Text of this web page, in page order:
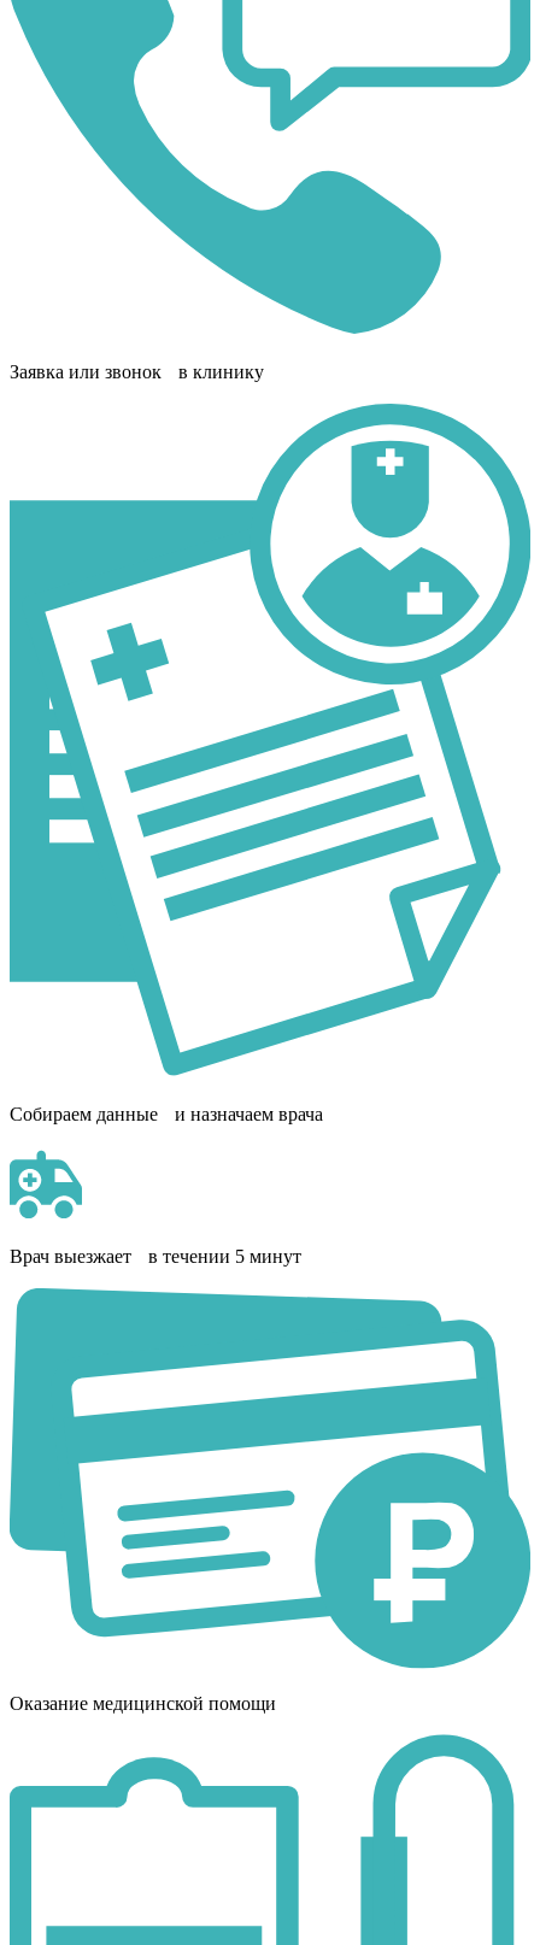
Заявка или звонок в клинику
Собираем данные и назначаем врача
Врач выезжает в течении 5 минут
Оказание медицинской помощи